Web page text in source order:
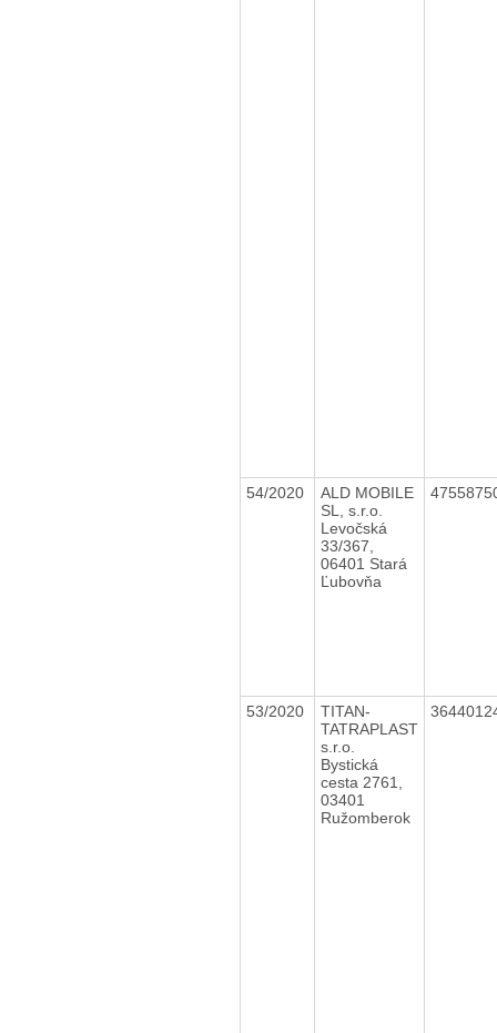
54/2020
ALD MOBILE
SL, s.r.o.
Levočská
33/367,
06401 Stará
Ľubovňa
53/2020
TITAN-
TATRAPLAST
s.r.o.
Bystická
cesta 2761,
03401
Ružomberok